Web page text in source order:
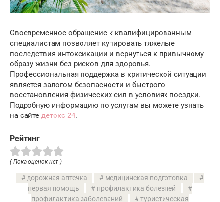
Своевременное обращение к квалифицированным
специалистам позволяет купировать тяжелые
последствия интоксикации и вернуться к привычному
образу жизни без рисков для здоровья.
Профессиональная поддержка в критической ситуации
является залогом безопасности и быстрого
восстановления физических сил в условиях поездки.
Подробную информацию по услугам вы можете узнать
на сайте детокс 24.
Рейтинг
( Пока оценок нет )
дорожная аптечка
медицинская подготовка
первая помощь
профилактика болезней
профилактика заболеваний
туристическая